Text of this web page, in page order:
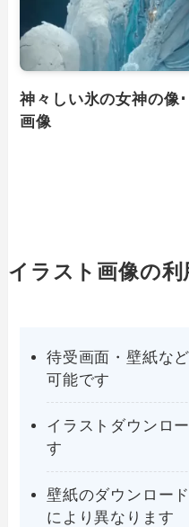
神々しい氷の女神の像
画像
イラスト画像の利
待受画面・壁紙な
可能です
イラストダウンロ
す
壁紙のダウンロー
により異なります